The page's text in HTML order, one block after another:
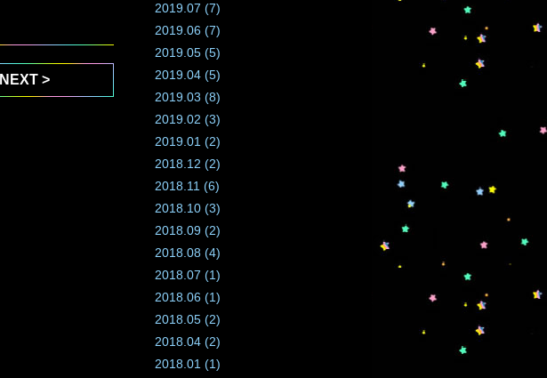
NEXT >
2019.07 (7)
2019.06 (7)
2019.05 (5)
2019.04 (5)
2019.03 (8)
2019.02 (3)
2019.01 (2)
2018.12 (2)
2018.11 (6)
2018.10 (3)
2018.09 (2)
2018.08 (4)
2018.07 (1)
2018.06 (1)
2018.05 (2)
2018.04 (2)
2018.01 (1)